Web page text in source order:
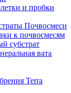
и пробки
Почвосмеси
к почвосмесям
субстрат
вата
Terra